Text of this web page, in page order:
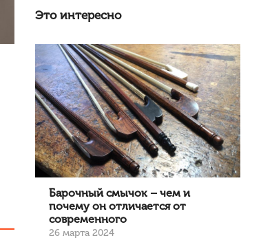
Это интересно
Барочный смычок – чем и
почему он отличается от
современного
26 марта 2024